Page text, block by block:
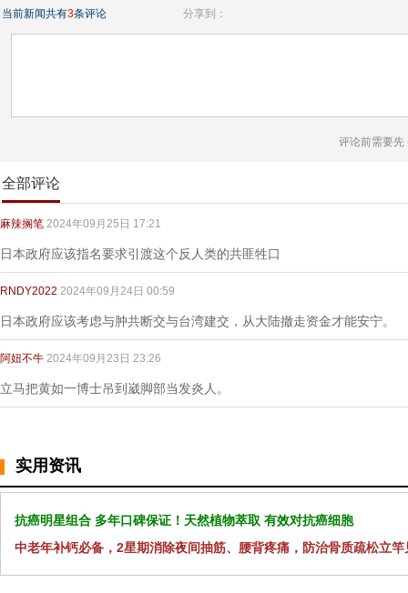
当前新闻共有3条评论 分享到：
评论前需要先
全部评论
麻辣搁笔 2024年09月25日 17:21
日本政府应该指名要求引渡这个反人类的共匪牲口
RNDY2022 2024年09月24日 00:59
日本政府应该考虑与肿共断交与台湾建交，从大陆撤走资金才能安宁。
阿妞不牛 2024年09月23日 23:26
立马把黄如一博士吊到崴脚部当发炎人。
实用资讯
抗癌明星组合 多年口碑保证！天然植物萃取 有效对抗癌细胞
中老年补钙必备，2星期消除夜间抽筋、腰背疼痛，防治骨质疏松立竿